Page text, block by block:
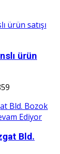
ürün
Bld.